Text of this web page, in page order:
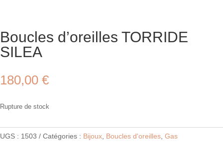
Boucles d’oreilles TORRIDE
SILEA
180,00 €
Rupture de stock
UGS : 1503 Catégories : Bijoux Boucles d'oreilles Gas